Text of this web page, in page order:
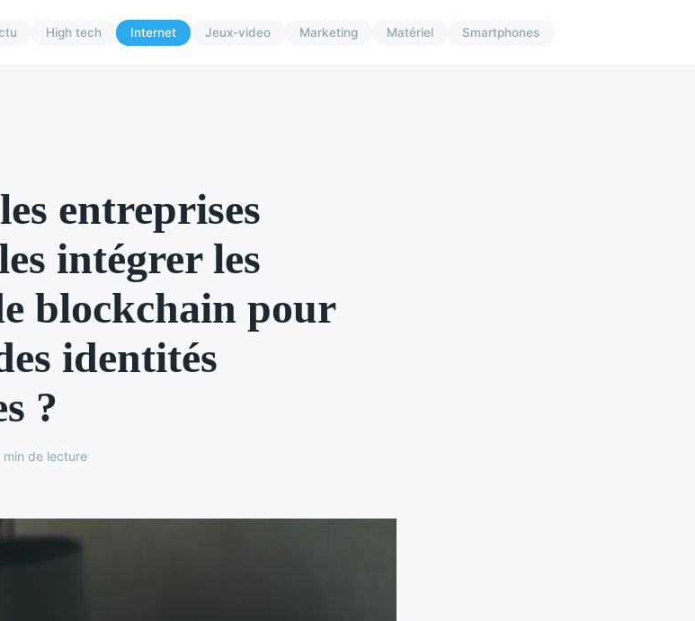
High tech Internet Jeux-video Marketing Matériel Smartphones
entreprises
intégrer les
blockchain pour
identités
?
de lecture